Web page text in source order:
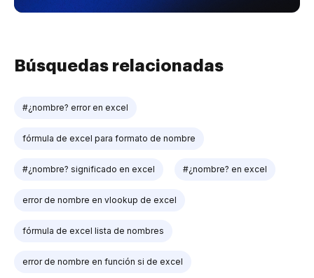
Búsquedas relacionadas
#¿nombre? error en excel
fórmula de excel para formato de nombre
#¿nombre? significado en excel #¿nombre? en excel
error de nombre en vlookup de excel
fórmula de excel lista de nombres
error de nombre en función si de excel